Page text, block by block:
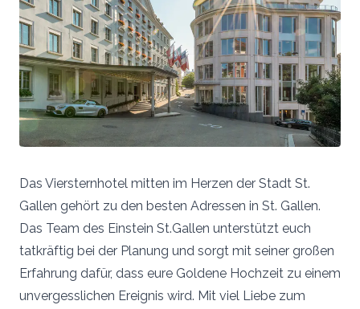
Das Viersternhotel mitten im Herzen der Stadt St.
Gallen gehört zu den besten Adressen in St. Gallen.
Das Team des Einstein St.Gallen unterstützt euch
tatkräftig bei der Planung und sorgt mit seiner großen
Erfahrung dafür, dass eure Goldene Hochzeit zu einem
unvergesslichen Ereignis wird. Mit viel Liebe zum